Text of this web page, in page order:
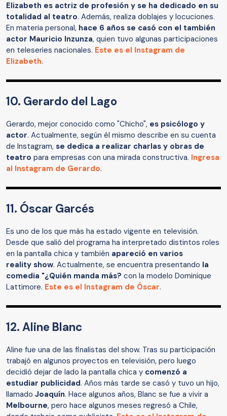
Elizabeth es actriz de profesión y se ha dedicado en su
totalidad al teatro. Además, realiza doblajes y locuciones.
En materia personal, hace 6 años se casó con el también
actor Mauricio Inzunza, quien tuvo algunas participaciones
en teleseries nacionales. Este es el Instagram de
Elizabeth.
10. Gerardo del Lago
Gerardo, mejor conocido como "Chicho", es psicólogo y
actor. Actualmente, según él mismo describe en su cuenta
de Instagram, se dedica a realizar charlas y obras de
teatro para empresas con una mirada constructiva. Ingresa
al Instagram de Gerardo.
11. Óscar Garcés
Es uno de los que más ha estado vigente en televisión.
Desde que salió del programa ha interpretado distintos roles
en la pantalla chica y también apareció en varios
reality show. Actualmente, se encuentra presentando la
comedia "¿Quién manda más? con la modelo Dominique
Lattimore. Este es el Instagram de Óscar.
12. Aline Blanc
Aline fue una de las finalistas del show. Tras su participación
trabajó en algunos proyectos en televisión, pero luego
decidió dejar de lado la pantalla chica y comenzó a
estudiar publicidad. Años más tarde se casó y tuvo un hijo,
llamado Joaquín. Hace algunos años, Blanc se fue a vivir a
Melbourne, pero hace algunos meses regresó a Chile,